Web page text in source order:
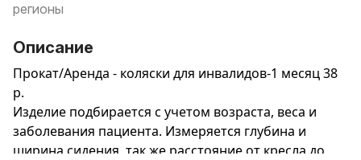
регионы
Описание
Прокат/Аренда - коляски для инвалидов-1 месяц 38
р.
Изделие подбирается с учетом возраста, веса и
заболевания пациента. Измеряется глубина и
ширина сидения, так же расстояние от кресла до